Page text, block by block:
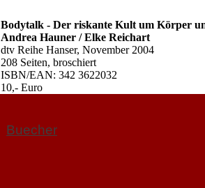
Bodytalk - Der riskante Kult um Körper
Andrea Hauner / Elke Reichart
dtv Reihe Hanser, November 2004
208 Seiten, broschiert
ISBN/EAN: 342 3622032
10,- Euro
Buecher